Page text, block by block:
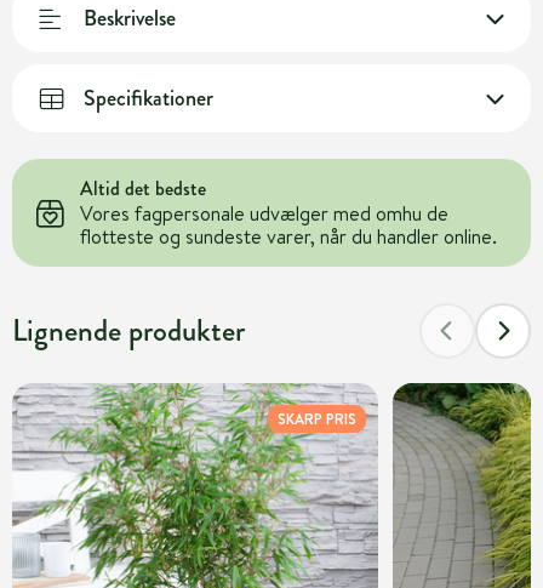
Beskrivelse
Specifikationer
Altid det bedste
Vores fagpersonale udvælger med omhu de
flotteste og sundeste varer, når du handler online.
Lignende produkter
SKARP PRIS